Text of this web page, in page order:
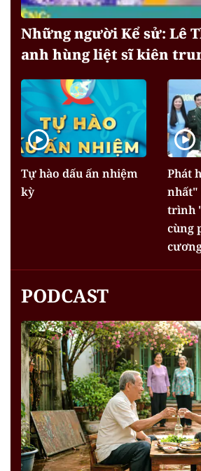
Những người Kể sử: Lê
anh hùng liệt sĩ kiên
Tự hào dấu ấn nhiệm
kỳ
Phát
nhất"
trình
cùng
PODCAST